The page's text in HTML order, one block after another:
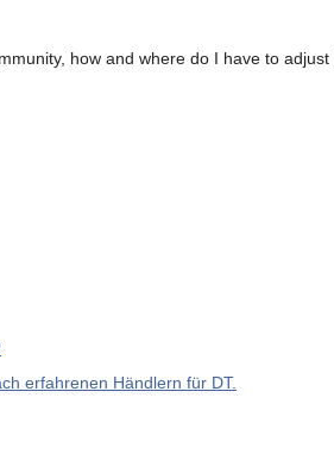
how and where do I have to
erfahrenen Händlern für DT.